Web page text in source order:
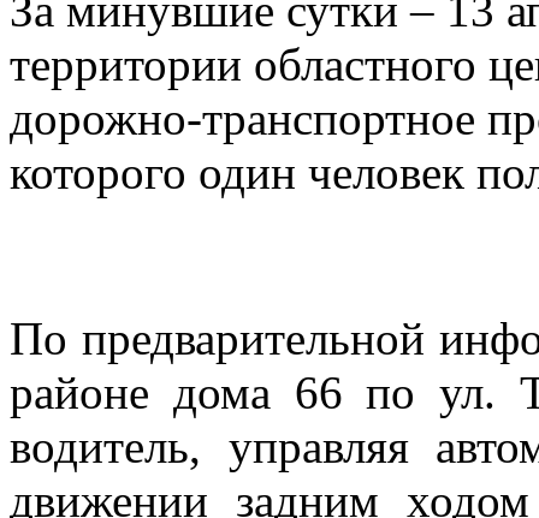
За минувшие сутки – 13
территории областного
дорожно-транспортное
которого один человек
По предварительной
районе дома 66 по ул.
водитель, управляя
движении задним